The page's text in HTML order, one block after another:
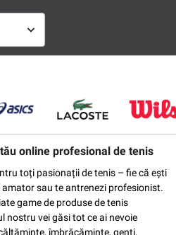
online profesional de tenis
toți pasionații de tenis – fie că ești
amator sau te antrenezi profesionist.
game de produse de tenis
nostru vei găsi tot ce ai nevoie
îmbrăcăminte, genți,